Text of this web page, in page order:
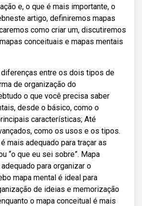
e, o que é mais importante, o
artigo, definiremos mapas
como criar um, discutiremos
conceituais e mapas mentais
entre os dois tipos de
de organização do
o que você precisa saber
desde o básico, como o
características; Até
como os usos e os tipos.
mais adequado para traçar as
“o que eu sei sobre”. Mapa
para organizar o
mapa mental é ideal para
de ideias e memorização
o mapa conceitual é mais